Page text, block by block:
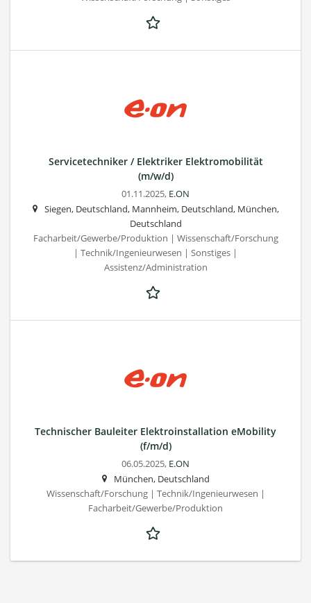
Servicetechniker / Elektriker Elektromobilität
(m/w/d)
01.11.2025, E.ON
Siegen, Deutschland, Mannheim, Deutschland, München,
Deutschland
Facharbeit/Gewerbe/Produktion | Wissenschaft/Forschung
| Technik/Ingenieurwesen | Sonstiges |
Assistenz/Administration
Technischer Bauleiter Elektroinstallation eMobility
(f/m/d)
06.05.2025, E.ON
München, Deutschland
Wissenschaft/Forschung | Technik/Ingenieurwesen |
Facharbeit/Gewerbe/Produktion